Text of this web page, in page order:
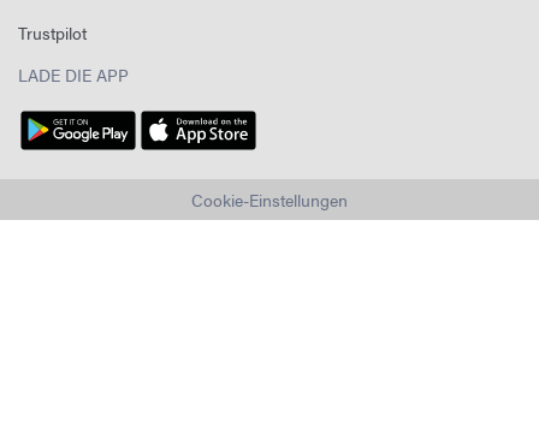
Trustpilot
LADE DIE APP
Cookie-Einstellungen